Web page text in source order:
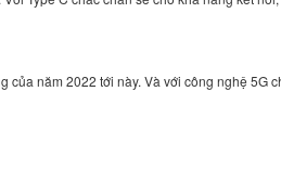
năm 2022 tới này. Và với công nghệ